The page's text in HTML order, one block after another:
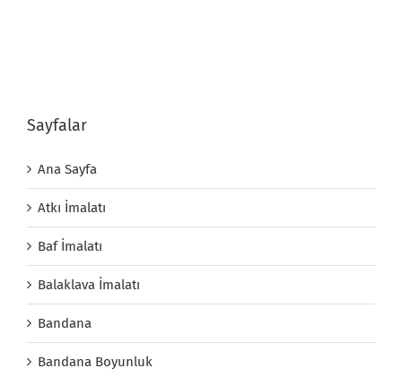
Sayfalar
Ana Sayfa
Atkı İmalatı
Baf İmalatı
Balaklava İmalatı
Bandana
Bandana Boyunluk